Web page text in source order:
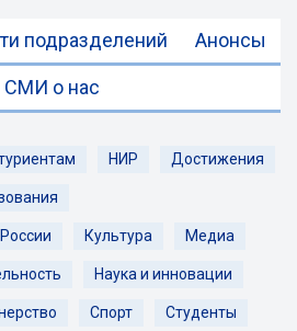
подразделений Анонсы
СМИ о нас
НИР Достижения
Культура Медиа
Наука и инновации
Спорт Студенты